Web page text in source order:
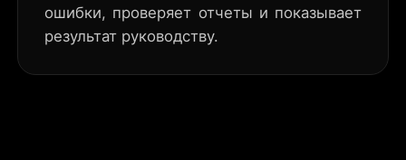
ошибки, проверяет отчеты и показывает
результат руководству.